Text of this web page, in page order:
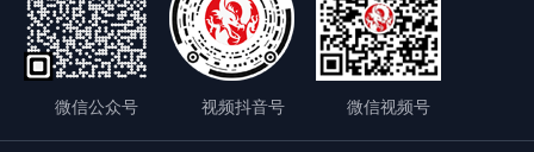
微信公众号 视频抖音号 微信视频号